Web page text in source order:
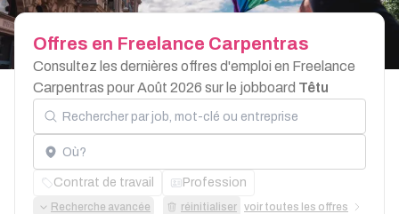
Offres en Freelance Carpentras
Consultez les dernières offres d'emploi en Freelance
Carpentras pour Août 2026 sur le jobboard Têtu
Rechercher par job, mot-clé ou entreprise
Localisation
Contrat de travail Profession
Recherche avancée réinitialiser voir toutes les offres